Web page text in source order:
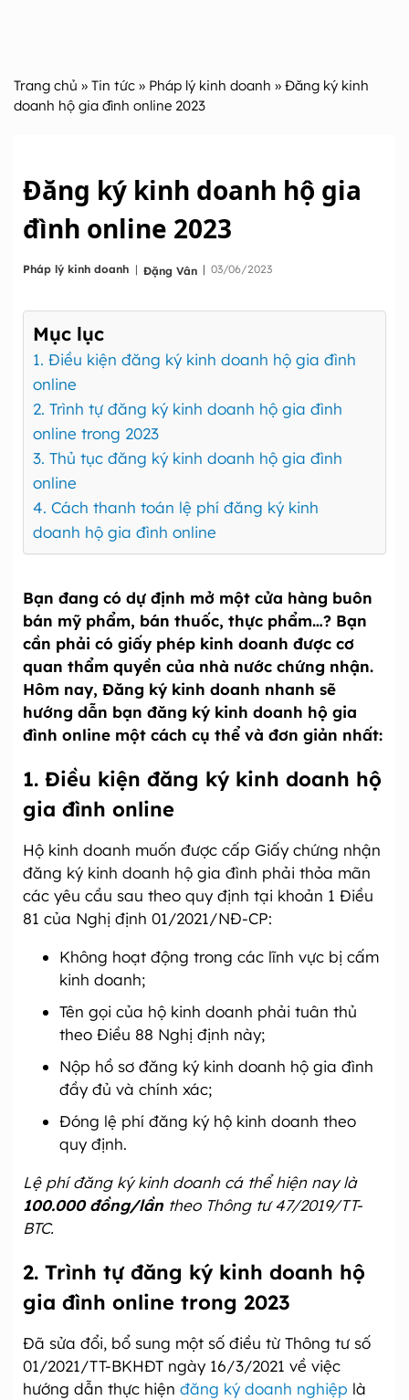
Trang chủ » Tin tức » Pháp lý kinh doanh » Đăng ký kinh
doanh hộ gia đình online 2023
Đăng ký kinh doanh hộ gia
đình online 2023
Pháp lý kinh doanh | Đặng Vân | 03/06/2023
Mục lục
1. Điều kiện đăng ký kinh doanh hộ gia đình
online
2. Trình tự đăng ký kinh doanh hộ gia đình
online trong 2023
3. Thủ tục đăng ký kinh doanh hộ gia đình
online
4. Cách thanh toán lệ phí đăng ký kinh
doanh hộ gia đình online
Bạn đang có dự định mở một cửa hàng buôn
bán mỹ phẩm, bán thuốc, thực phẩm…? Bạn
cần phải có giấy phép kinh doanh được cơ
quan thẩm quyền của nhà nước chứng nhận.
Hôm nay, Đăng ký kinh doanh nhanh sẽ
hướng dẫn bạn đăng ký kinh doanh hộ gia
đình online một cách cụ thể và đơn giản nhất:
1. Điều kiện đăng ký kinh doanh hộ
gia đình online
Hộ kinh doanh muốn được cấp Giấy chứng nhận
đăng ký kinh doanh hộ gia đình phải thỏa mãn
các yêu cầu sau theo quy định tại khoản 1 Điều
81 của Nghị định 01/2021/NĐ-CP:
Không hoạt động trong các lĩnh vực bị cấm
kinh doanh;
Tên gọi của hộ kinh doanh phải tuân thủ
theo Điều 88 Nghị định này;
Nộp hồ sơ đăng ký kinh doanh hộ gia đình
đầy đủ và chính xác;
Đóng lệ phí đăng ký hộ kinh doanh theo
quy định.
Lệ phí đăng ký kinh doanh cá thể hiện nay là
100.000 đồng/lần theo Thông tư 47/2019/TT-
BTC.
2. Trình tự đăng ký kinh doanh hộ
gia đình online trong 2023
Đã sửa đổi, bổ sung một số điều từ Thông tư số
01/2021/TT-BKHĐT ngày 16/3/2021 về việc
hướng dẫn thực hiện đăng ký doanh nghiệp là